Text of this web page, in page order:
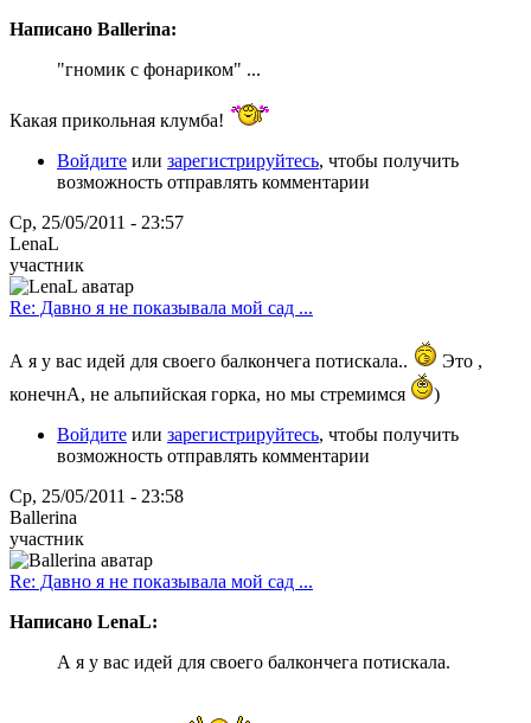
Написано Ballerina:
"гномик с фонариком" ...
Какая прикольная клумба!
Войдите или зарегистрируйтесь, чтобы получить
возможность отправлять комментарии
Ср, 25/05/2011 - 23:57
LenaL
участник
Re: Давно я не показывала мой сад ...
А я у вас идей для своего балкончега потискала..
Это ,
конечнА, не альпийская горка, но мы стремимся
)
Войдите или зарегистрируйтесь, чтобы получить
возможность отправлять комментарии
Ср, 25/05/2011 - 23:58
Ballerina
участник
Re: Давно я не показывала мой сад ...
Написано LenaL:
А я у вас идей для своего балкончега потискала.